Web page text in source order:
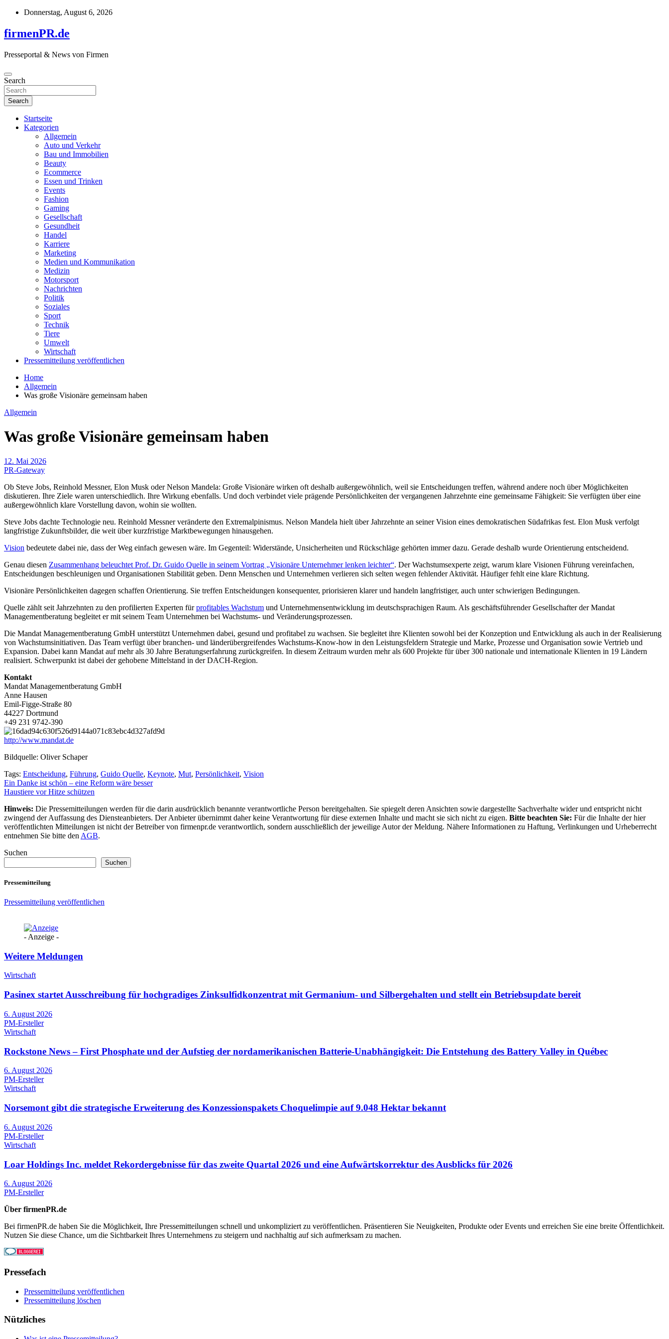
Skip
content
Donnerstag, August 6, 2026
firmenPR.de
Presseportal & News von Firmen
Search
Search
Startseite
Kategorien
Allgemein
Auto und Verkehr
Bau und Immobilien
Beauty
Ecommerce
Essen und Trinken
Events
Fashion
Gaming
Gesellschaft
Gesundheit
Handel
Karriere
Marketing
Medien und Kommunikation
Medizin
Motorsport
Nachrichten
Politik
Soziales
Sport
Technik
Tiere
Umwelt
Wirtschaft
Pressemitteilung veröffentlichen
Home
Allgemein
Was große Visionäre gemeinsam haben
Allgemein
Was große Visionäre gemeinsam haben
12. Mai 2026
PR-Gateway
Ob Steve Jobs, Reinhold Messner, Elon Musk oder Nelson Mandela: Große Visionäre wirken oft deshalb außergewöhnlich, weil sie Entscheidungen treffen, während andere noch über Möglichkeiten
diskutieren. Ihre Ziele waren unterschiedlich. Ihre Wirkung ebenfalls. Und doch verbindet viele prägende Persönlichkeiten der vergangenen Jahrzehnte eine gemeinsame Fähigkeit: Sie verfügten über eine
außergewöhnlich klare Vorstellung davon, wohin sie wollten.
Steve Jobs dachte Technologie neu. Reinhold Messner veränderte den Extremalpinismus. Nelson Mandela hielt über Jahrzehnte an seiner Vision eines demokratischen Südafrikas fest. Elon Musk verfolgt
langfristige Zukunftsbilder, die weit über kurzfristige Marktbewegungen hinausgehen.
Vision bedeutete dabei nie, dass der Weg einfach gewesen wäre. Im Gegenteil: Widerstände, Unsicherheiten und Rückschläge gehörten immer dazu. Gerade deshalb wurde Orientierung entscheidend.
Genau diesen Zusammenhang beleuchtet Prof. Dr. Guido Quelle in seinem Vortrag „Visionäre Unternehmer lenken leichter“. Der Wachstumsexperte zeigt, warum klare Visionen Führung vereinfachen,
Entscheidungen beschleunigen und Organisationen Stabilität geben. Denn Menschen und Unternehmen verlieren sich selten wegen fehlender Aktivität. Häufiger fehlt eine klare Richtung.
Visionäre Persönlichkeiten dagegen schaffen Orientierung. Sie treffen Entscheidungen konsequenter, priorisieren klarer und handeln langfristiger, auch unter schwierigen Bedingungen.
Quelle zählt seit Jahrzehnten zu den profilierten Experten fürprofitables Wachstum und Unternehmensentwicklung im deutschsprachigen Raum. Als geschäftsführender Gesellschafter der Mandat
Managementberatung begleitet er mit seinem Team Unternehmen bei Wachstums- und Veränderungsprozessen.
Die Mandat Managementberatung GmbH unterstützt Unternehmen dabei, gesund und profitabel zu wachsen. Sie begleitet ihre Klienten sowohl bei der Konzeption und Entwicklung als auch in der Realisierung
von Wachstumsinitiativen. Das Team verfügt über branchen- und länderübergreifendes Wachstums-Know-how in den Leistungsfeldern Strategie und Marke, Prozesse und Organisation sowie Vertrieb und
Expansion. Dabei kann Mandat auf mehr als 30 Jahre Beratungserfahrung zurückgreifen. In diesem Zeitraum wurden mehr als 600 Projekte für über 300 nationale und internationale Klienten in 19 Ländern
realisiert. Schwerpunkt ist dabei der gehobene Mittelstand in der DACH-Region.
Kontakt
Mandat Managementberatung GmbH
Anne Hausen
Emil-Figge-Straße 80
44227 Dortmund
+49 231 9742-390
http://www.mandat.de
Bildquelle: Oliver Schaper
Tags: Entscheidung, Führung, Guido Quelle, Keynote, Mut, Persönlichkeit, Vision
Beitragsnavigation
Ein Danke ist schön – eine Reform wäre besser
Haustiere vor Hitze schützen
Hinweis: Die Pressemitteilungen werden für die darin ausdrücklich benannte verantwortliche Person bereitgehalten. Sie spiegelt deren Ansichten sowie dargestellte Sachverhalte wider und entspricht nicht
zwingend der Auffassung des Diensteanbieters. Der Anbieter übernimmt daher keine Verantwortung für diese externen Inhalte und macht sie sich nicht zu eigen. Bitte beachten Sie: Für die Inhalte der hier
veröffentlichten Mitteilungen ist nicht der Betreiber von firmenpr.de verantwortlich, sondern ausschließlich der jeweilige Autor der Meldung. Nähere Informationen zu Haftung, Verlinkungen und Urheberrecht
entnehmen Sie bitte den AGB.
Suchen
Suchen
Pressemitteilung
Pressemitteilung veröffentlichen
- Anzeige -
Weitere Meldungen
Wirtschaft
Pasinex startet Ausschreibung für hochgradiges Zinksulfidkonzentrat mit Germanium- und Silbergehalten und stellt ein Betriebsupdate bereit
6. August 2026
PM-Ersteller
Wirtschaft
Rockstone News – First Phosphate und der Aufstieg der nordamerikanischen Batterie-Unabhängigkeit: Die Entstehung des Battery Valley in Québec
6. August 2026
PM-Ersteller
Wirtschaft
Norsemont gibt die strategische Erweiterung des Konzessionspakets Choquelimpie auf 9.048 Hektar bekannt
6. August 2026
PM-Ersteller
Wirtschaft
Loar Holdings Inc. meldet Rekordergebnisse für das zweite Quartal 2026 und eine Aufwärtskorrektur des Ausblicks für 2026
6. August 2026
PM-Ersteller
Über firmenPR.de
Bei firmenPR.de haben Sie die Möglichkeit, Ihre Pressemitteilungen schnell und unkompliziert zu veröffentlichen. Präsentieren Sie Neuigkeiten, Produkte oder Events und erreichen Sie eine breite Öffentlichkeit.
Nutzen Sie diese Chance, um die Sichtbarkeit Ihres Unternehmens zu steigern und nachhaltig auf sich aufmerksam zu machen.
Pressefach
Pressemitteilung veröffentlichen
Pressemitteilung löschen
Nützliches